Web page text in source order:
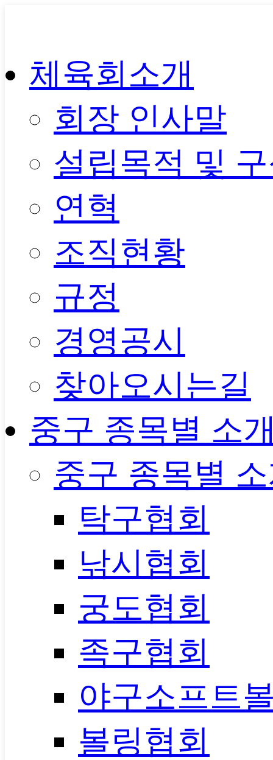
너
체육회소개
회장 인사말
설립목적 및
연혁
조직현황
규정
경영공시
찾아오시는길
중구 종목별 소
중구 종목별
탁구협회
낚시협회
궁도협회
족구협회
야구소프트
볼링협회